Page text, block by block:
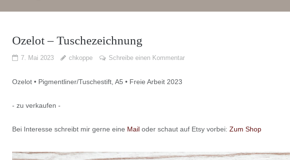
Ozelot – Tuschezeichnung
7. Mai 2023 chkoppe Schreibe einen Kommentar
Ozelot • Pigmentliner/Tuschestift, A5 • Freie Arbeit 2023
- zu verkaufen -
Bei Interesse schreibt mir gerne eine Mailoder schaut auf Etsy vorbei: Zum Shop